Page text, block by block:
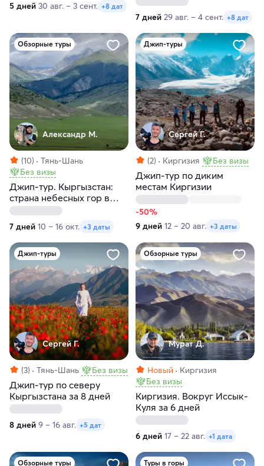
5 дней 30 авг. – 3 сент. +8 дат
7 дней 29 авг. – 4 сент. +8 дат
Обзорные туры
Александр М.
(10)
Тянь-Шань
Без визы
Джип-тур. Кыргызстан:
страна небесных гор в
мини группе за 7 дней
7 дней 10 – 16 окт. +3 даты
Джип-туры
Сергей Г.
(2) Киргизия Без визы
Джип-тур по диким
местам Киргизии
-50%
9 дней 12 – 20 авг. +3 даты
Джип-туры
Сергей Г.
(3) Тянь-Шань Без визы
Джип-тур по северу
Кыргызстана за 8 дней
8 дней 9 – 16 авг. +5 дат
Обзорные туры
Мурат Д.
Новый
Киргизия
Без визы
Киргизия. Вокруг Иссык-
Куля за 6 дней
6 дней 17 – 22 авг. +1 дата
Обзорные туры Туры в горы